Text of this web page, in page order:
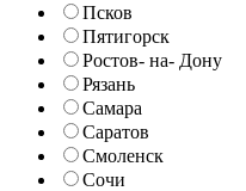
Псков
Пятигорск
Ростов- на- Дону
Рязань
Самара
Саратов
Смоленск
Сочи